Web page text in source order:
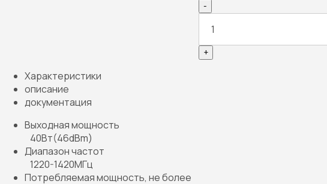
-
+
Характеристики
описание
документация
Выходная мощность
40Вт(46dBm)
Диапазон частот
1220-1420МГц
Потребляемая мощность, не более